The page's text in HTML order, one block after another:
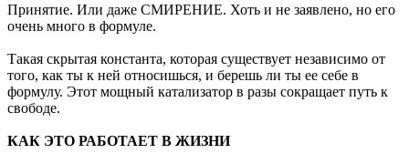
Принятие. Или даже СМИРЕНИЕ. Хоть и не заявлено, но его
очень много в формуле.
Такая скрытая константа, которая существует независимо от
того, как ты к ней относишься, и берешь ли ты ее себе в
формулу. Этот мощный катализатор в разы сокращает путь к
свободе.
КАК ЭТО РАБОТАЕТ В ЖИЗНИ